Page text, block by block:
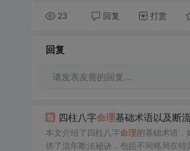
23 回复 打赏
回复
请发表友善的回复…
四柱八字命理基础术语以及断
本文介绍了四柱八字命理的基础术语，
供了流年断法秘诀，包括不同格局在